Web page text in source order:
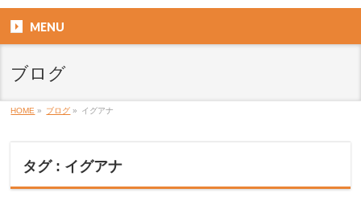
MENU
ブログ
HOME » ブログ » イグアナ
タグ : イグアナ